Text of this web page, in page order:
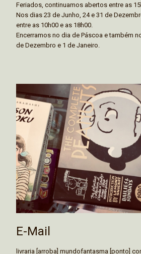
Feriados, continuamos abertos entre as
Nos dias 23 de Junho, 24 e 31 de
entre as 10h00 e as 18h00.
Encerramos no dia de Páscoa e também
de Dezembro e 1 de Janeiro.
E-Mail
livraria [arroba] mundofantasma [ponto]